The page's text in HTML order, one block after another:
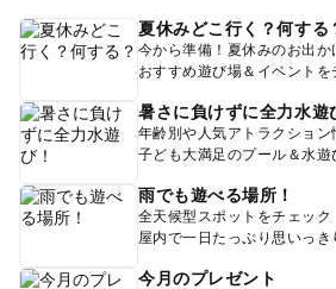
夏休みどこ行く？何する
今から準備！夏休みのお出か
おすすめ遊び場＆イベントを
暑さに負けずに全力水遊
年齢別や人気アトラクション
子ども大満足のプール＆水遊
雨でも遊べる場所！
全天候型スポットをチェック
屋内で一日たっぷり思いっき
今月のプレゼント